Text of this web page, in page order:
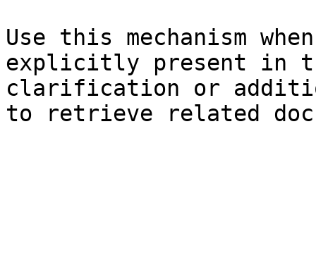
Use this mechanism
explicitly present in
clarification or